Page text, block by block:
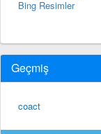
Bing Resimler
Geçmiş
coact